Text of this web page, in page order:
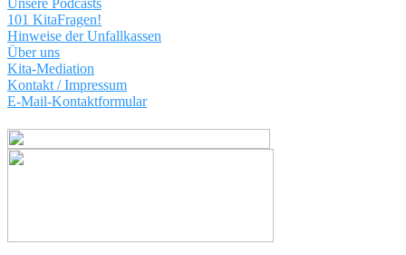
Unsere Podcasts
101 KitaFragen!
Hinweise der Unfallkassen
Über uns
Kita-Mediation
Kontakt / Impressum
E-Mail-Kontaktformular